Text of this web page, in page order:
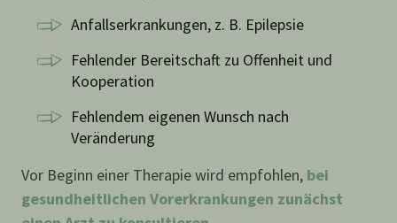
Anfallserkrankungen, z. B. Epilepsie
Fehlender Bereitschaft zu Offenheit und
Kooperation
Fehlendem eigenen Wunsch nach
Veränderung
Vor Beginn einer Therapie wird empfohlen, bei
gesundheitlichen Vorerkrankungen zunächst